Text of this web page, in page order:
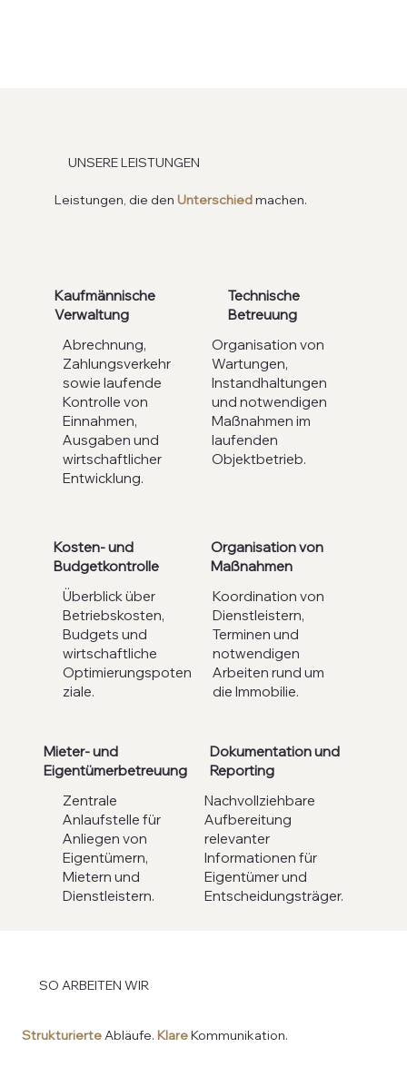
UNSERE LEISTUNGEN
Leistungen, die den Unterschiedmachen.
Kaufmännische
Verwaltung
Abrechnung,
Zahlungsverkehr
sowie laufende
Kontrolle von
Einnahmen,
Ausgaben und
wirtschaftlicher
Entwicklung.
Kosten- und
Budgetkontrolle
Überblick über
Betriebskosten,
Budgets und
wirtschaftliche
Optimierungspoten
ziale.
Technische
Betreuung
Organisation von
Wartungen,
Instandhaltungen
und notwendigen
Maßnahmen im
laufenden
Objektbetrieb.
Organisation von
Maßnahmen
Koordination von
Dienstleistern,
Terminen und
notwendigen
Arbeiten rund um
die Immobilie.
Mieter- und
Eigentümerbetreuung
Zentrale
Anlaufstelle für
Anliegen von
Eigentümern,
Mietern und
Dienstleistern.
Dokumentation und
Reporting
Nachvollziehbare
Aufbereitung
relevanter
Informationen für
Eigentümer und
Entscheidungsträger.
SO ARBEITEN WIR
StrukturierteAbläufe. KlareKommunikation.